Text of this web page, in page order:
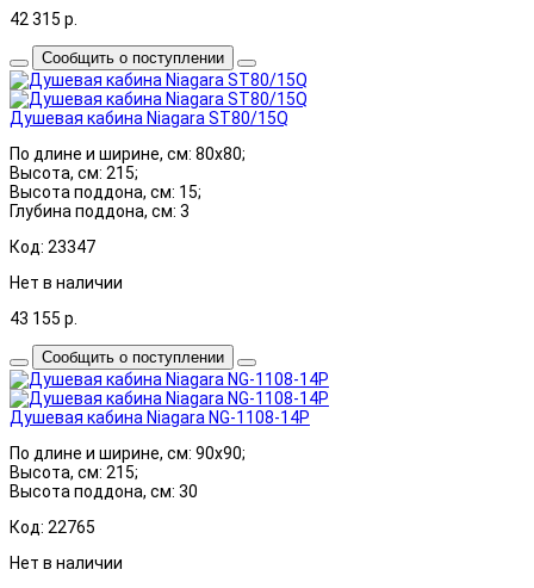
42 315 р.
Сообщить о поступлении
Душевая кабина Niagara ST80/15Q
По длине и ширине, см: 80x80;
Высота, см: 215;
Высота поддона, см: 15;
Глубина поддона, см: 3
Код: 23347
Нет в наличии
43 155 р.
Сообщить о поступлении
Душевая кабина Niagara NG-1108-14P
По длине и ширине, см: 90x90;
Высота, см: 215;
Высота поддона, см: 30
Код: 22765
Нет в наличии